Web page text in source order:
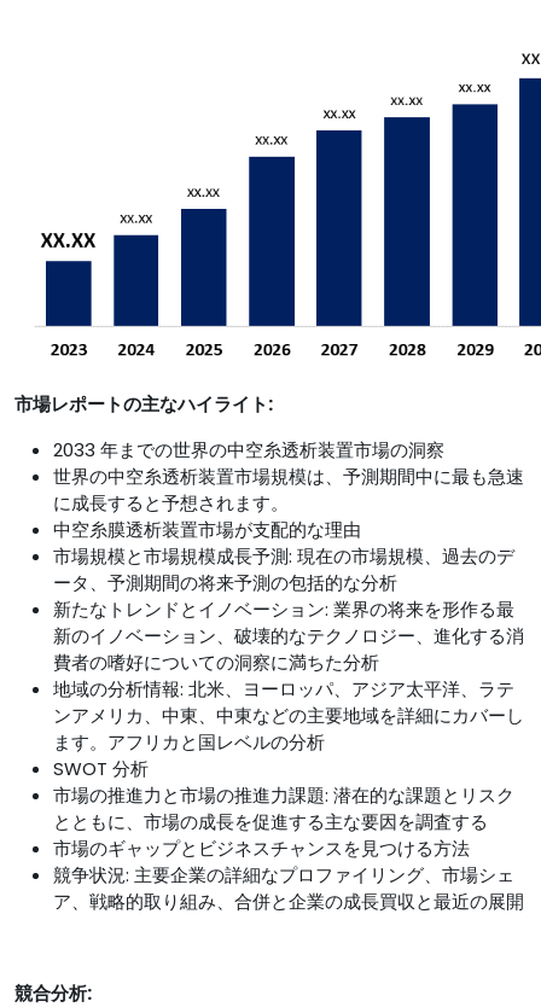
市場レポートの主なハイライト:
2033 年までの世界の中空糸透析装置市場の洞察
世界の中空糸透析装置市場規模は、予測期間中に最も急速
に成長すると予想されます。
中空糸膜透析装置市場が支配的な理由
市場規模と市場規模成長予測: 現在の市場規模、過去のデ
ータ、予測期間の将来予測の包括的な分析
新たなトレンドとイノベーション: 業界の将来を形作る最
新のイノベーション、破壊的なテクノロジー、進化する消
費者の嗜好についての洞察に満ちた分析
地域の分析情報: 北米、ヨーロッパ、アジア太平洋、ラテ
ンアメリカ、中東、中東などの主要地域を詳細にカバーし
ます。アフリカと国レベルの分析
SWOT 分析
市場の推進力と市場の推進力課題: 潜在的な課題とリスク
とともに、市場の成長を促進する主な要因を調査する
市場のギャップとビジネスチャンスを見つける方法
競争状況: 主要企業の詳細なプロファイリング、市場シェ
ア、戦略的取り組み、合併と企業の成長買収と最近の展開
競合分析: